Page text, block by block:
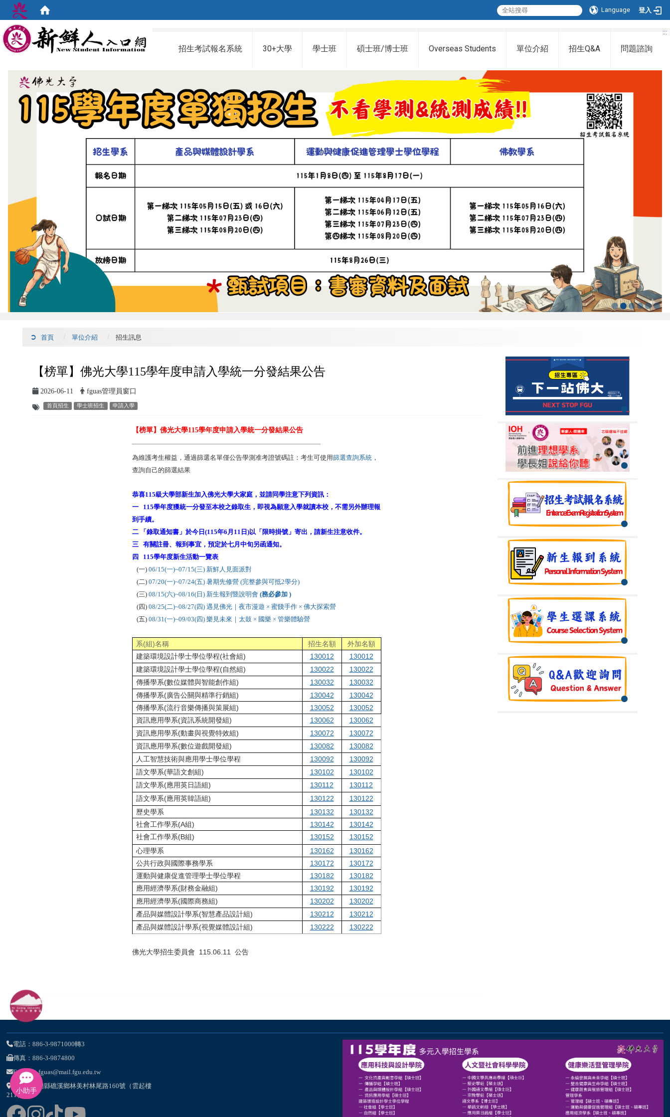
Language 登入
:::
:::
招生考試報名系統
30+大學 學士班 碩士班/博士班 Overseas Students 單位介紹 招生Q&A 問題諮詢
首頁 單位介紹 招生訊息
【榜單】佛光大學115學年度申請入學統一分發結果公告
2026-06-11 fguas管理員窗口
首頁招生 學士班招生 申請入學
【榜單】佛光大學115學年度申請入學統一分發結果公告
為維護考生權益，通過篩選名單僅公告學測准考證號碼註：​ 考生可使用篩選查詢系統，
查詢自己的篩選結果
​恭喜115級大學部新生加入佛光大學大家庭，並請同學注意下列資訊：
一
115學年度獲統一分發至本校之錄取生，即視為願意入學就讀本校，不需另外辦理報
到手續。
二
「錄取通知書」於今日(115年6月11日)以「限時掛號」寄出，請新生注意收件。
三
有關註冊、報到事宜，預定於七月中旬另函通知。
四
115學年度新生活動一覽表
(一) 06/15(一)~07/15(三) 新鮮人見面派對
(二) 07/20(一)~07/24(五) 暑期先修營 (完整參與可抵2學分)
(三) 08/15(六)~08/16(日) 新生報到暨說明會(務必參加 )
(四) 08/25(二)~08/27(四) 遇見佛光｜夜市漫遊 × 蜜餞手作 × 佛大探索營
(五) 08/31(一)~09/03(四) 樂見未來｜太鼓 × 國樂 × 管樂體驗營
系(組)名稱 招生名額
外加名額
建築環境設計學士學位學程(社會組) 130012
130012
建築環境設計學士學位學程(自然組) 130022
130022
傳播學系(數位媒體與智能創作組)
130032
130032
傳播學系(廣告公關與精準行銷組)
130042
130042
傳播學系(流行音樂傳播與策展組)
130052
130052
資訊應用學系(資訊系統開發組) 130062
130062
資訊應用學系(動畫與視覺特效組) 130072
130072
資訊應用學系(數位遊戲開發組) 130082
130082
人工智慧技術與應用學士學位學程
130092
130092
語文學系(華語文創組)
130102
130102
語文學系(應用英日語組)
130112
130112
語文學系(應用英韓語組) 130122
130122
歷史學系
130132
130132
社會工作學系(A組)
130142
130142
社會工作學系(B組)
130152
130152
心理學系
130162
130162
公共行政與國際事務學系
130172
130172
運動與健康促進管理學士學位學程
130182
130182
應用經濟學系(財務金融組)
130192
130192
應用經濟學系(國際商務組)
130202
130202
產品與媒體設計學系(智慧產品設計組)
130212
130212
產品與媒體設計學系(視覺媒體設計組)
130222 130222
佛光大學招生委員會 115.06.11 公告
電話：886-3-9871000轉3
傳真：886-3-9874800
E-Mail：fguas@mail.fgu.edu.tw
262-47宜蘭縣礁溪鄉林美村林尾路160號（雲起樓
211）小助手